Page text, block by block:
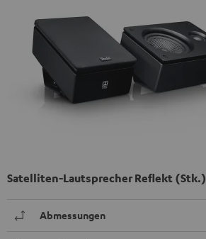
Satelliten-Lautsprecher Reflekt (Stk.)
Abmessungen